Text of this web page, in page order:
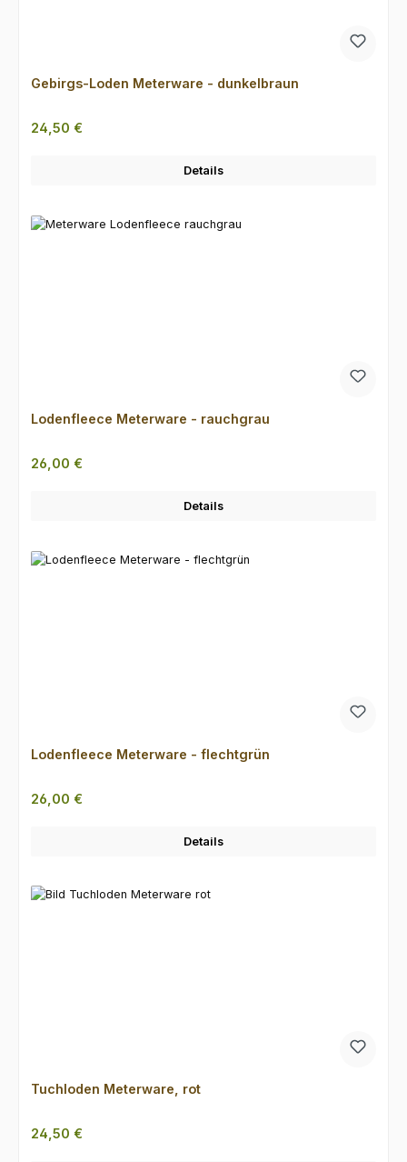
Gebirgs-Loden Meterware - dunkelbraun
Regulärer Preis:
24,50 €
Details
Lodenfleece Meterware - rauchgrau
Regulärer Preis:
26,00 €
Details
Lodenfleece Meterware - flechtgrün
Regulärer Preis:
26,00 €
Details
Tuchloden Meterware, rot
Regulärer Preis:
24,50 €